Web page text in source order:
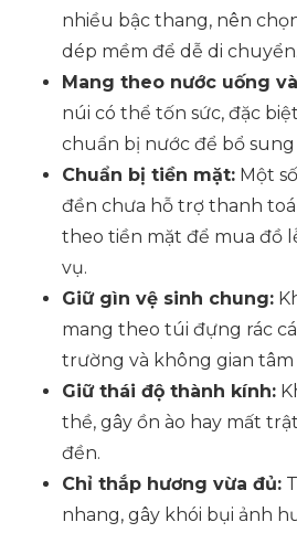
nhiều bậc thang, nên
dép mềm để dễ di chuyển.
Mang theo nước uống
núi có thể tốn sức, đặc
chuẩn bị nước để bổ
Chuẩn bị tiền mặt: Một
đền chưa hỗ trợ thanh
theo tiền mặt để mua đồ
vụ.
Giữ gìn vệ sinh chung:
mang theo túi đựng rác
trường và không gian tâm
Giữ thái độ thành kính:
thề, gây ồn ào hay mất
đền.
Chỉ thắp hương vừa đủ:
nhang, gây khói bụi ảnh